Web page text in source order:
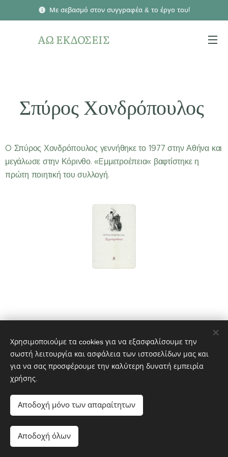
Με σεβασμό στον συγγραφέα & το έργο του!
ΑΩ ΕΚΔΟΣΕΙΣ
Σπύρος Χονδρόπουλος
O Σπύρος Χονδρόπουλος γεννήθηκε το 1977 στην Αθήνα και
μεγάλωσε στην Κόρινθο. «Eμμετροέπεια« βαφτίστηκε η
πρώτη ποιητική του συλλογή.
© 2023 ΑΩ ΕΚΔΟΣΕΙΣ - Διατηρούνται όλα τα δικαιώματα
Εκδότης
Διεύθυνση: Αθ. Μιχάλη 19 190 10 Καλύβια Αττικής
Τηλέφωνο: 6932 616019
e-mail: aomegaekdoseis@yahoo.gr
Χρησιμοποιούμε τα cookies για να εξασφαλίσουμε την
σωστή λειτουργία και ασφάλεια των ιστοσελίδων μας και
για να σας προσφέρουμε την καλύτερη δυνατή εμπειρία
χρήσης.
Αποδοχή μόνο των απαραίτητων
Αποδοχή όλων